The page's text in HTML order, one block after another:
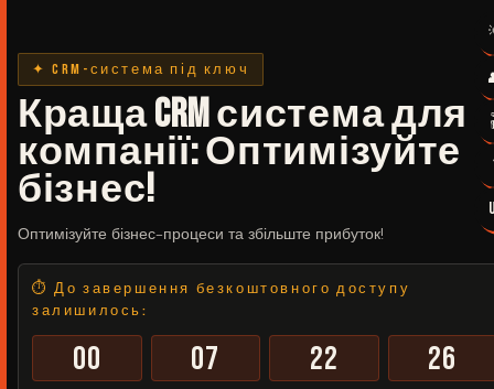
✦ CRM-система під ключ
Краща CRM система для
компанії: Оптимізуйте
бізнес!
Оптимізуйте бізнес-процеси та збільште прибуток!
⏱ До завершення безкоштовного доступу
залишилось:
00 07 22 26